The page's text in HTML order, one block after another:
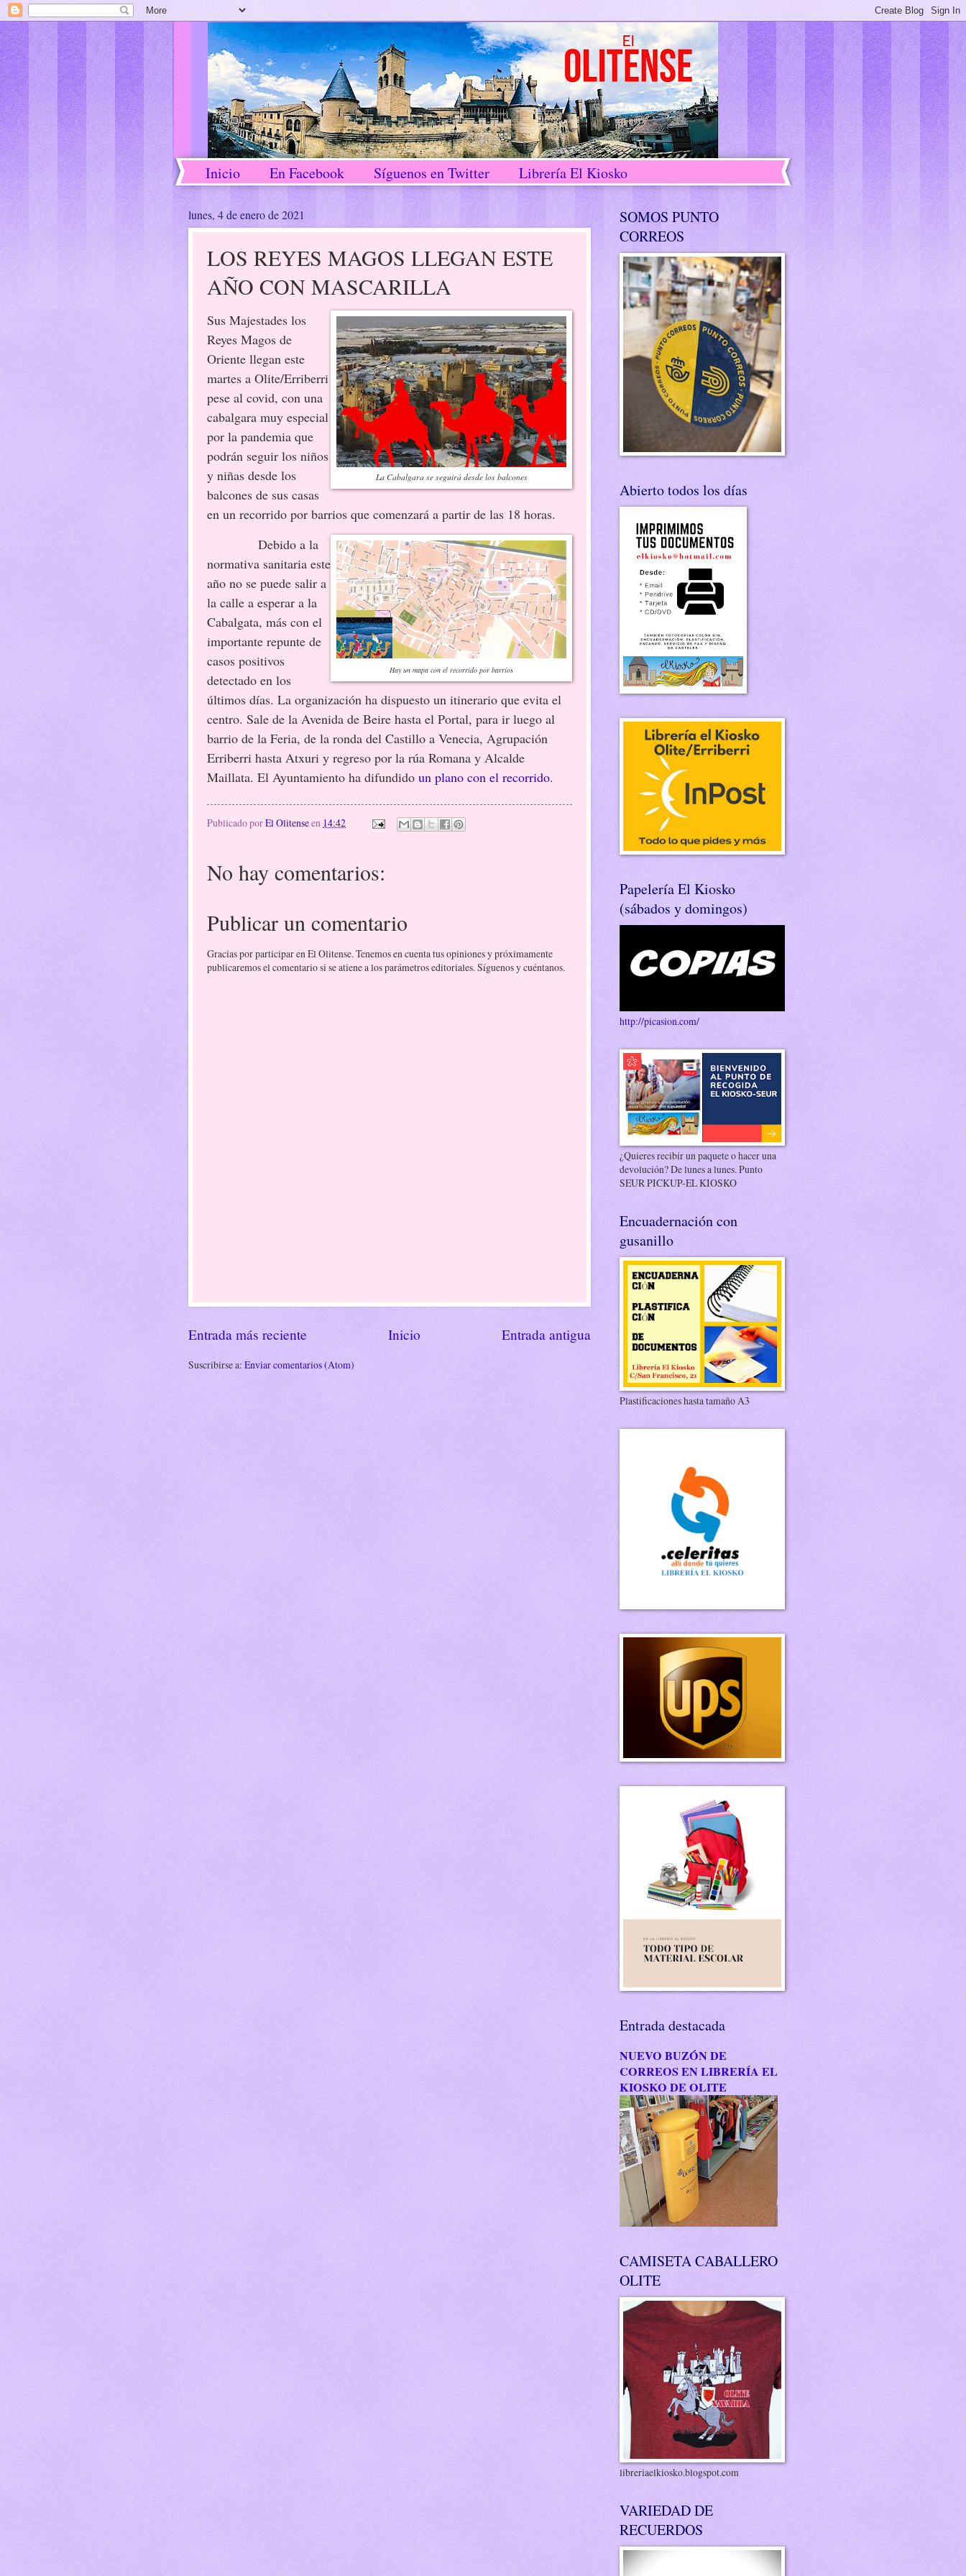
Inicio En Facebook Síguenos en Twitter Librería El Kiosko
lunes, 4 de enero de 2021
LOS REYES MAGOS LLEGAN ESTE
AÑO CON MASCARILLA
La Cabalgara se seguirá desde los balcones
Sus Majestades los
Reyes Magos de
Oriente llegan este
martes a Olite/Erriberri
pese al covid, con una
cabalgara muy especial
por la pandemia que
podrán seguir los niños
y niñas desde los
balcones de sus casas
en un recorrido por barrios que comenzará a partir de las 18 horas.
Hay un mapa con el recorrido por barrios
Debido a la
normativa sanitaria este
año no se puede salir a
la calle a esperar a la
Cabalgata, más con el
importante repunte de
casos positivos
detectado en los
últimos días. La organización ha dispuesto un itinerario que evita el
centro. Sale de la Avenida de Beire hasta el Portal, para ir luego al
barrio de la Feria, de la ronda del Castillo a Venecia, Agrupación
Erriberri hasta Atxuri y regreso por la rúa Romana y Alcalde
Maillata. El Ayuntamiento ha difundido un plano con el recorrido.
Publicado porEl Olitenseen 14:42
No hay comentarios:
Publicar un comentario
Gracias por participar en El Olitense. Tenemos en cuenta tus opiniones y próximamente
publicaremos el comentario si se atiene a los parámetros editoriales. Síguenos y cuéntanos.
Entrada más reciente Entrada antigua
Inicio
Suscribirse a: Enviar comentarios (Atom)
SOMOS PUNTO
CORREOS
Abierto todos los días
Papelería El Kiosko
(sábados y domingos)
http://picasion.com/
¿Quieres recibir un paquete o hacer una
devolución? De lunes a lunes. Punto
SEUR PICKUP-EL KIOSKO
Encuadernación con
gusanillo
Plastificaciones hasta tamaño A3
Entrada destacada
NUEVO BUZÓN DE
CORREOS EN LIBRERÍA EL
KIOSKO DE OLITE
CAMISETA CABALLERO
OLITE
libreriaelkiosko.blogspot.com
VARIEDAD DE
RECUERDOS